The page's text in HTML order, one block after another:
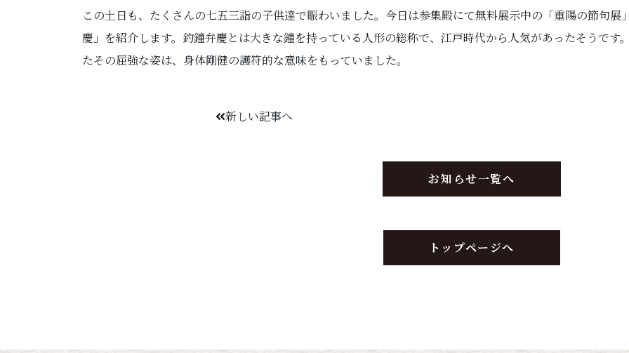
この土日も、たくさんの七五三詣の子供達で賑わいました。今日は参集殿にて無料展示中の「重陽の節句
慶」を紹介します。釣鐘弁慶とは大きな鐘を持っている人形の総称で、江戸時代から人気があったそうで
たその屈強な姿は、身体剛健の護符的な意味をもっていました。
新しい記事へ
お知らせ一覧へ
トップページへ